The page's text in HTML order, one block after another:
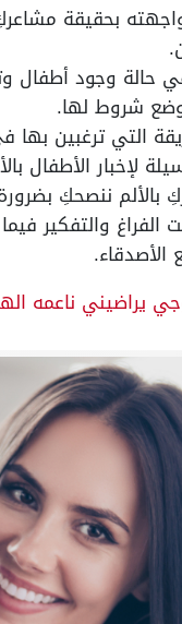
بحقيقة
حالة وجود أطفال
شروط لها.
التي ترغبين بها
لإخبار الأطفال
بالألم ننصحكِ
الفراغ والتفكير
الأصدقاء.
يراضيني ناعمه